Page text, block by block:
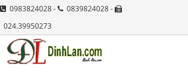
0983824028 -
0839824028 -
024.39950273